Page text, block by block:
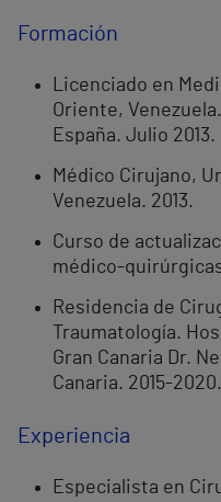
Formación
Licenciado en
Oriente,
España. Julio 2013.
Médico Cirujano,
Venezuela. 2013.
Curso de
médico-
Residencia de
Traumatología.
Gran Canaria Dr.
Canaria. 2015-2020.
Experiencia
Especialista en